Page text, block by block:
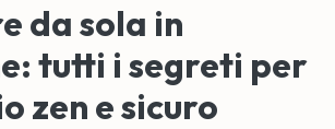
da sola in
tutti i segreti per
zen e sicuro